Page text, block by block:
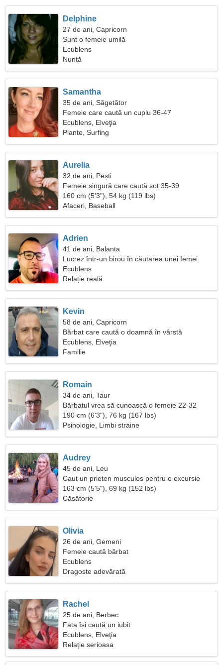
Delphine
27 de ani, Capricorn
Sunt o femeie umilă
Ecublens
Nuntă
Samantha
35 de ani, Săgetător
Femeie care caută un cuplu 36-47
Ecublens, Elveţia
Plante, Surfing
Aurelia
32 de ani, Pești
Femeie singură care caută soț 35-39
160 cm (5'3"), 54 kg (119 lbs)
Afaceri, Baseball
Adrien
41 de ani, Balanta
Lucrez într-un birou în căutarea unei femei
drăguțe
Ecublens
Relație reală
Kevin
58 de ani, Capricorn
Bărbat care caută o doamnă în vârstă
Ecublens, Elveţia
Familie
Romain
34 de ani, Taur
Bărbatul vrea să cunoască o femeie 22-32
190 cm (6'3"), 76 kg (167 lbs)
Psihologie, Limbi straine
Audrey
45 de ani, Leu
Caut un prieten musculos pentru o excursie
impreuna
163 cm (5'5"), 69 kg (152 lbs)
Căsătorie
Olivia
26 de ani, Gemeni
Femeie caută bărbat
Ecublens
Dragoste adevărată
Rachel
25 de ani, Berbec
Fata își caută un iubit
Ecublens, Elveţia
Relație serioasa